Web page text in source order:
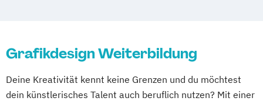
Grafikdesign Weiterbildung
Deine Kreativität kennt keine Grenzen und du möchtest
dein künstlerisches Talent auch beruflich nutzen? Mit einer